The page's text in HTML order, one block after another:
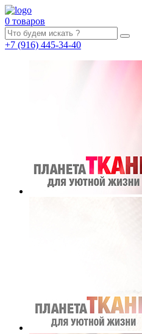
0 товаров
+7 (916) 445-34-40